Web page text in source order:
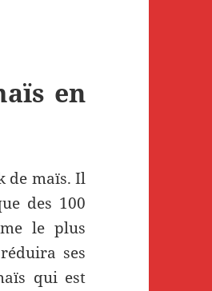
en
de maïs. Il
des 100
le plus
ses
qui est